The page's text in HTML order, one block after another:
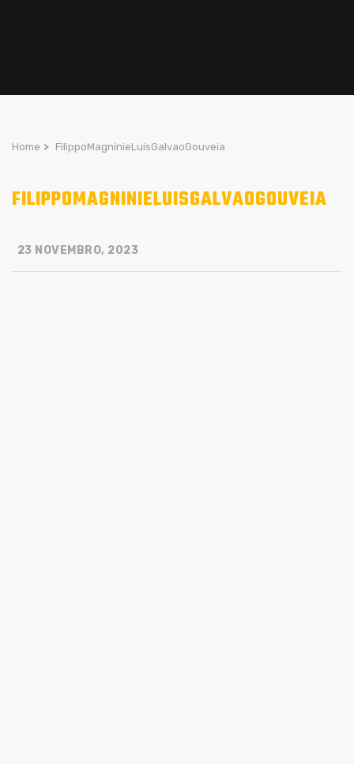
Home > FilippoMagninieLuisGalvaoGouveia
FILIPPOMAGNINIELUISGALVAOGOUVEIA
23 NOVEMBRO, 2023